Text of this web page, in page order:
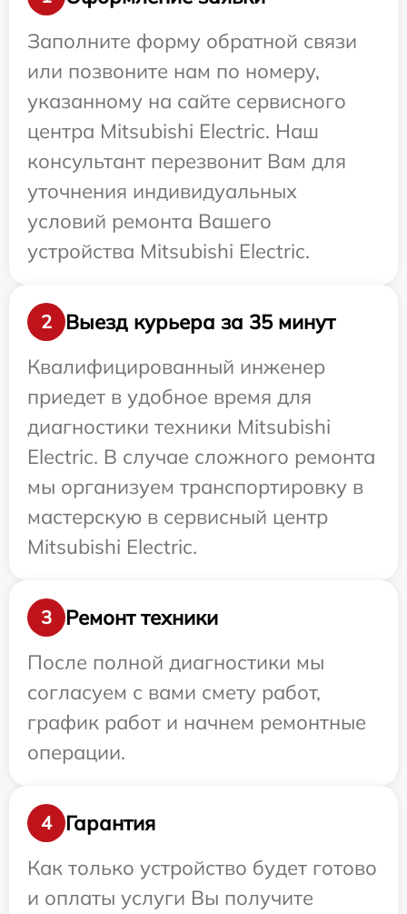
Заполните форму обратной связи
или позвоните нам по номеру,
указанному на сайте сервисного
центра Mitsubishi Electric. Наш
консультант перезвонит Вам для
уточнения индивидуальных
условий ремонта Вашего
устройства Mitsubishi Electric.
2
Выезд курьера за 35 минут
Квалифицированный инженер
приедет в удобное время для
диагностики техники Mitsubishi
Electric. В случае сложного ремонта
мы организуем транспортировку в
мастерскую в сервисный центр
Mitsubishi Electric.
3
Ремонт техники
После полной диагностики мы
согласуем с вами смету работ,
график работ и начнем ремонтные
операции.
4
Гарантия
Как только устройство будет готово
и оплаты услуги Вы получите